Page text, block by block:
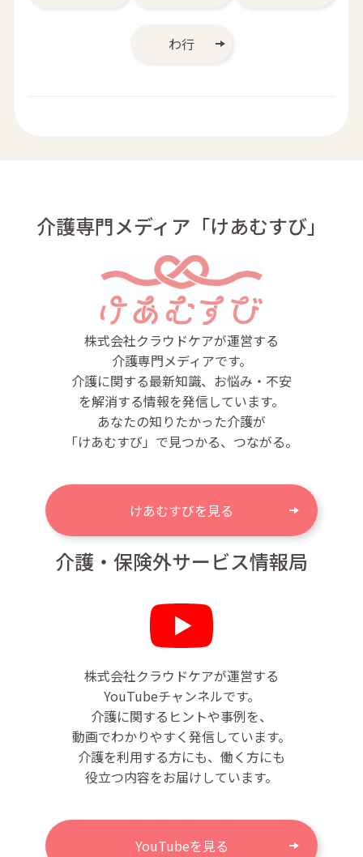
わ行
介護専門メディア「けあむすび」
株式会社クラウドケアが運営する
介護専門メディアです。
介護に関する最新知識、お悩み・不安
を解消する情報を発信しています。
あなたの知りたかった介護が
「けあむすび」で見つかる、つながる。
けあむすびを見る
介護・保険外サービス情報局
株式会社クラウドケアが運営する
YouTubeチャンネルです。
介護に関するヒントや事例を、
動画でわかりやすく発信しています。
介護を利用する方にも、働く方にも
役立つ内容をお届けしています。
YouTubeを見る